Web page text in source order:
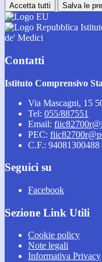
Accetta tutti Salva le
de' Medici
Contatti
Istituto Comprensivo
Via Mascagni, 15
Tel: 055/887551
Email:
PEC:
C.F.: 94081300488
Seguici su
Facebook
Sezione Link Utili
Cookie policy
Note legali
Informativa Privacy